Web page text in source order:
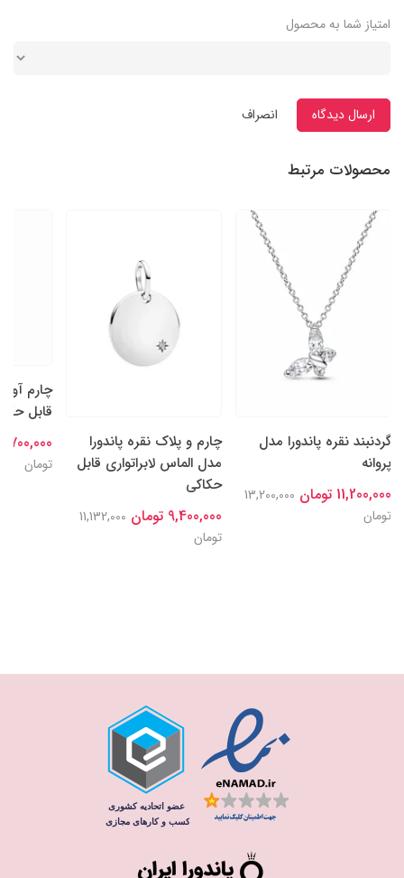
امتیاز شما به محصول
ارسال دیدگاه انصراف
محصولات مرتبط
گردنبند نقره پاندورا مدل
پروانه
11,200,000 تومان
13,200,000
تومان
چارم و پلاک نقره پاندورا
مدل الماس لابراتواری قابل
حکاکی
9,400,000 تومان
11,132,000
تومان
چارم
قابل
9,700,000
تومان